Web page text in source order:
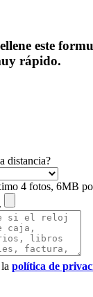
este
rápido.
distancia?
4 fotos, 6MB
política de